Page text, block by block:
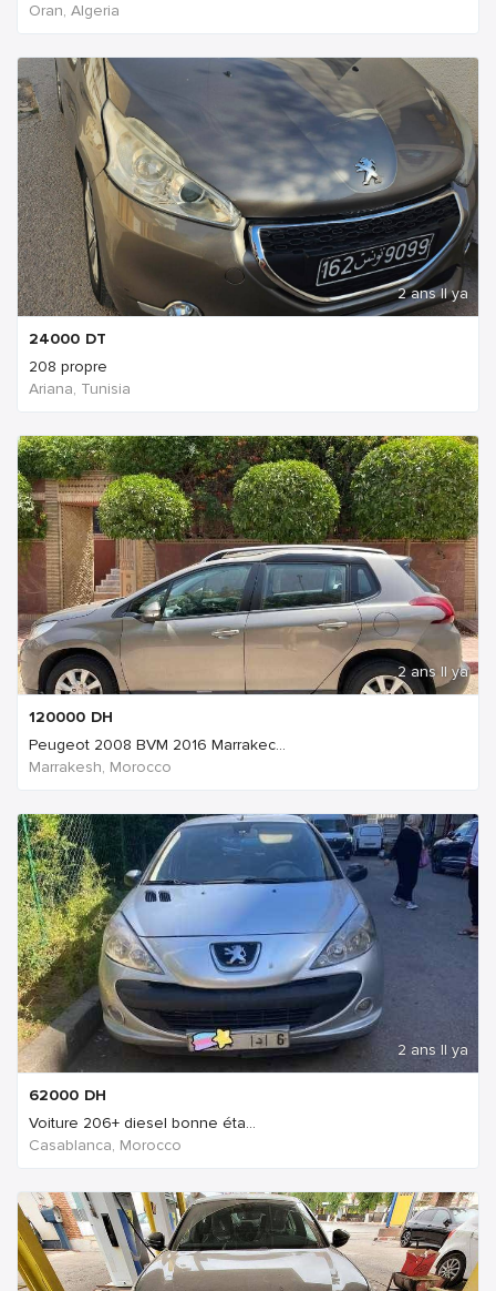
Oran, Algeria
2 ans Il ya
24000 DT
208 propre
Ariana, Tunisia
2 ans Il ya
120000 DH
Peugeot 2008 BVM 2016 Marrakec...
Marrakesh, Morocco
2 ans Il ya
62000 DH
Voiture 206+ diesel bonne éta...
Casablanca, Morocco